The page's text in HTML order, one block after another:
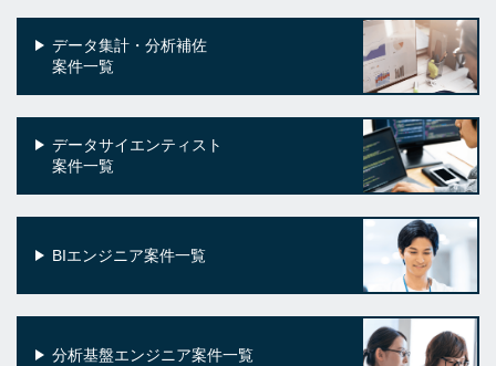
データ集計・分析補佐
案件一覧
データサイエンティスト
案件一覧
BIエンジニア案件一覧
分析基盤エンジニア案件一覧